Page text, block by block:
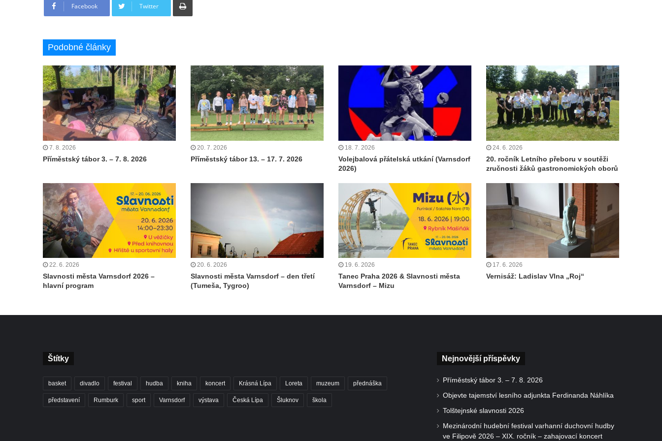
Facebook Twitter
Podobné články
7. 8. 2026
Příměstský tábor 3. – 7. 8. 2026
20. 7. 2026
Příměstský tábor 13. – 17. 7. 2026
18. 7. 2026
Volejbalová přátelská utkání (Varnsdorf
2026)
24. 6. 2026
20. ročník Letního přeboru v soutěži
zručnosti žáků gastronomických oborů
22. 6. 2026
Slavnosti města Varnsdorf 2026 –
hlavní program
20. 6. 2026
Slavnosti města Varnsdorf – den třetí
(Tumeša, Tygroo)
19. 6. 2026
Tanec Praha 2026 & Slavnosti města
Varnsdorf – Mizu
17. 6. 2026
Vernisáž: Ladislav Vlna „Roj“
Štítky
basket divadlo festival hudba kniha koncert Krásná Lípa Loreta muzeum přednáška
představení Rumburk sport Varnsdorf výstava Česká Lípa Šluknov škola
Nejnovější příspěvky
Příměstský tábor 3. – 7. 8. 2026
Objevte tajemství lesního adjunkta Ferdinanda Náhlíka
Tolštejnské slavnosti 2026
Mezinárodní hudební festival varhanní duchovní hudby
ve Filipově 2026 – XIX. ročník – zahajovací koncert